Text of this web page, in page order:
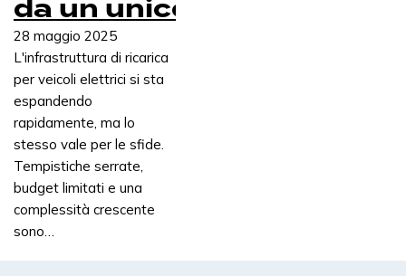
da un unico fornitore
28 maggio 2025
L'infrastruttura di ricarica
per veicoli elettrici si sta
espandendo
rapidamente, ma lo
stesso vale per le sfide.
Tempistiche serrate,
budget limitati e una
complessità crescente
sono…